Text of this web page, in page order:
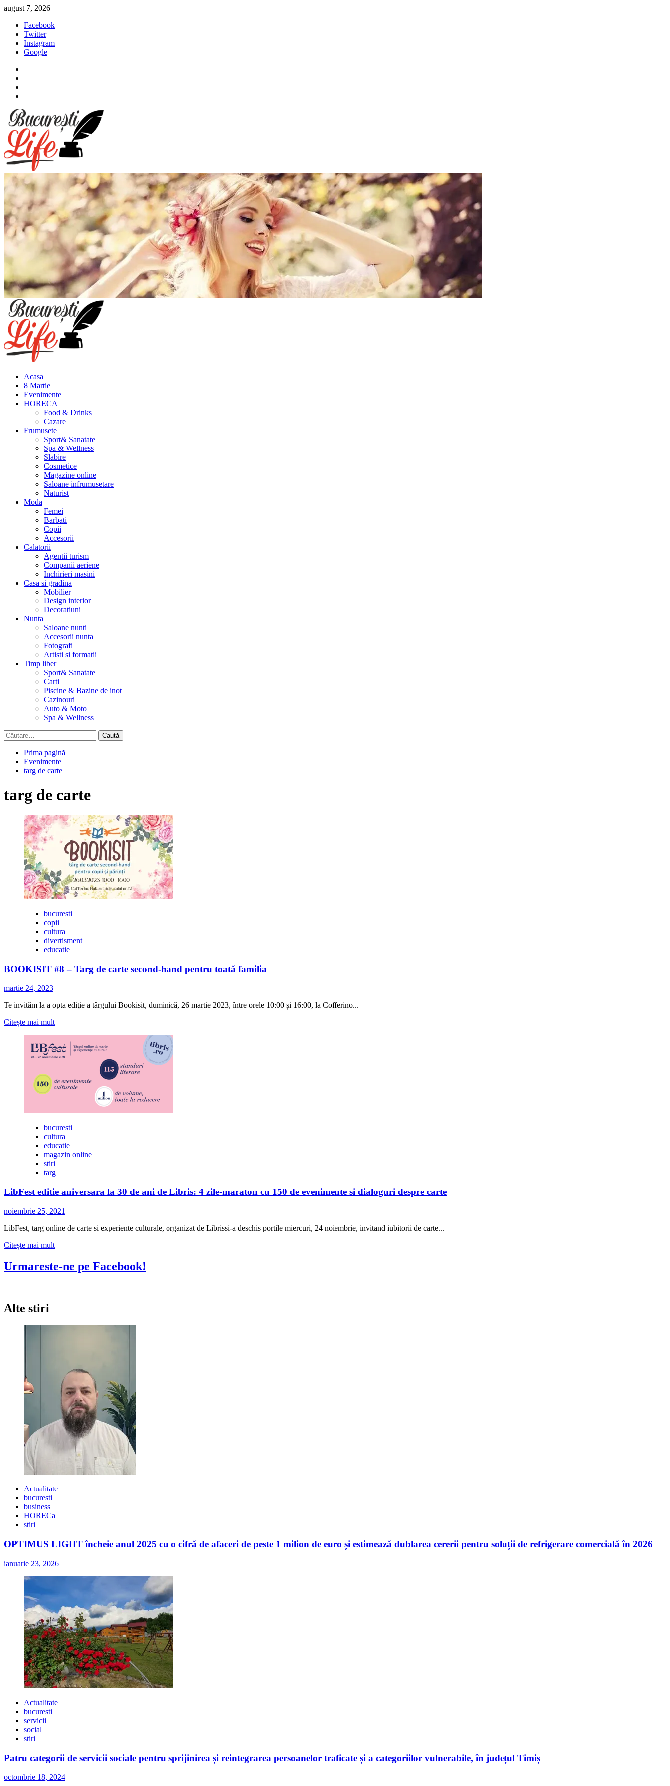
Sari
conținut
august 7, 2026
Facebook
Twitter
Instagram
Google
Meniu
principal
Acasa
8 Martie
Evenimente
HORECA
Food & Drinks
Cazare
Frumusete
Sport& Sanatate
Spa & Wellness
Slabire
Cosmetice
Magazine online
Saloane infrumusetare
Naturist
Moda
Femei
Barbati
Copii
Accesorii
Calatorii
Agentii turism
Companii aeriene
Inchirieri masini
Casa si gradina
Mobilier
Design interior
Decoratiuni
Nunta
Saloane nunti
Accesorii nunta
Fotografi
Artisti si formatii
Timp liber
Sport& Sanatate
Carti
Piscine & Bazine de inot
Cazinouri
Auto & Moto
Spa & Wellness
Caută
după:
Prima pagină
Evenimente
targ de carte
targ de carte
bucuresti
copii
cultura
divertisment
educatie
BOOKISIT #8 – Targ de carte second-hand pentru toată familia
martie 24, 2023
Te invităm la a opta ediţie a târgului Bookisit, duminică, 26 martie 2023, între orele 10:00 și 16:00, la Cofferino...
Citește mai multCitește
multe
despre
BOOKISIT
Targ
pentru
toată
familia
bucuresti
cultura
educatie
magazin online
stiri
targ
LibFest editie aniversara la 30 de ani de Libris: 4 zile-maraton cu 150 de evenimente si dialoguri despre carte
noiembrie 25, 2021
LibFest, targ online de carte si experiente culturale, organizat de Librissi-a deschis portile miercuri, 24 noiembrie, invitand iubitorii de carte...
Citește mai multCitește
despre
de
maraton
cu
150
de
evenimente
si
dialoguri
carte
Urmareste-ne pe Facebook!
Alte stiri
Actualitate
bucuresti
business
HORECa
stiri
OPTIMUS LIGHT încheie anul 2025 cu o cifră de afaceri de peste 1 milion de euro și estimează dublarea cererii pentru soluții de refrigerare comercială în 2026
ianuarie 23, 2026
Actualitate
bucuresti
servicii
social
stiri
Patru categorii de servicii sociale pentru sprijinirea și reintegrarea persoanelor traficate și a categoriilor vulnerabile, în județul Timiș
octombrie 18, 2024